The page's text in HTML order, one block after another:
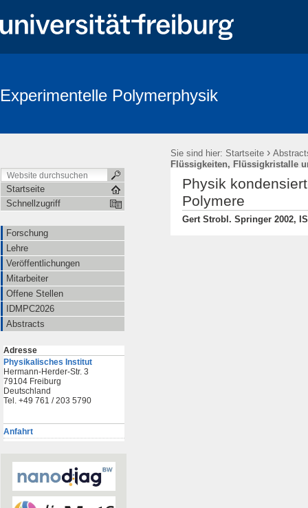
Experimentelle Polymerphysik
Sie sind hier: Startseite ›
Flüssigkeiten, Flüssigkristalle
Startseite
Schnellzugriff
Forschung
Lehre
Veröffentlichungen
Mitarbeiter
Offene Stellen
IDMPC2026
Abstracts
Adresse
Physikalisches Institut
Hermann-Herder-Str. 3
79104 Freiburg
Deutschland
Tel. +49 761 / 203 5790
Anfahrt
Physik
Polymere
Gert Strobl. Springer 2002,